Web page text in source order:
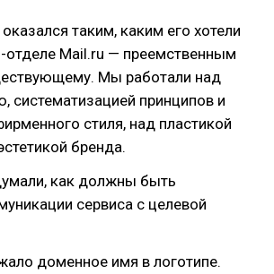
таким, каким его хотели
отделе Mail.ru — преемственным
Мы работали над
систематизацией принципов и
стиля, над пластикой
бренда.
как должны быть
сервиса с целевой
доменное имя в логотипе.